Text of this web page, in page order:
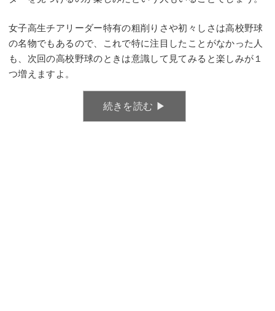
女子高生チアリーダー特有の粗削りさや初々しさは高校野球
の名物でもあるので、これで特に注目したことがなかった人
も、次回の高校野球のときは意識して見てみると楽しみが１
つ増えますよ。
続きを読む ▶︎